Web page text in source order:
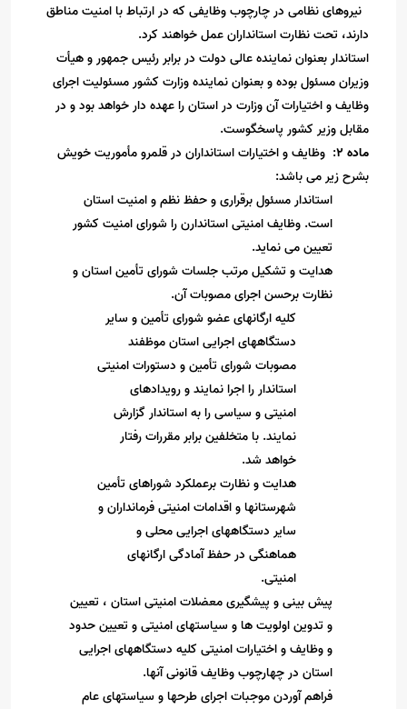
نیروهای نظامی در چارچوب وظایفی که در ارتباط با امنیت مناطق
دارند، تحت نظارت استانداران عمل خواهند کرد.
استاندار بعنوان نماینده عالی دولت در برابر رئیس جمهور و هیأت
وزیران مسئول بوده و بعنوان نماینده وزارت کشور مسئولیت اجرای
وظایف و اختیارات آن وزارت در استان را عهده دار خواهد بود و در
مقابل وزیر کشور پاسخگوست.
ماده 2 : وظایف و اختیارات استانداران در قلمرو مأموریت خویش
بشرح زیر می باشد:
استاندار مسئول برقراری و حفظ نظم و امنیت استان
است. وظایف امنیتی استاندارن را شورای امنیت کشور
تعیین می نماید.
هدایت و تشکیل مرتب جلسات شورای تأمین استان و
نظارت برحسن اجرای مصوبات آن.
کلیه ارگانهای عضو شورای تأمین و سایر
دستگاههای اجرایی استان موظفند
مصوبات شورای تأمین و دستورات امنیتی
استاندار را اجرا نمایند و رویدادهای
امنیتی و سیاسی را به استاندار گزارش
نمایند. با متخلفین برابر مقررات رفتار
خواهد شد.
هدایت و نظارت برعملکرد شوراهای تأمین
شهرستانها و اقدامات امنیتی فرمانداران و
سایر دستگاههای اجرایی محلی و
هماهنگی در حفظ آمادگی ارگانهای
امنیتی.
پیش بینی و پیشگیری معضلات امنیتی استان ، تعیین
و تدوین اولویت ها و سیاستهای امنیتی و تعیین حدود
و وظایف و اختیارات امنیتی کلیه دستگاههای اجرایی
استان در چهارچوب وظایف قانونی آنها.
فراهم آوردن موجبات اجرای طرحها و سیاستهای عام